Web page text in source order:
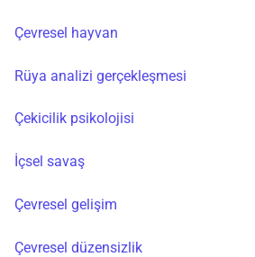
Çevresel hayvan
Rüya analizi gerçekleşmesi
Çekicilik psikolojisi
İçsel savaş
Çevresel gelişim
Çevresel düzensizlik